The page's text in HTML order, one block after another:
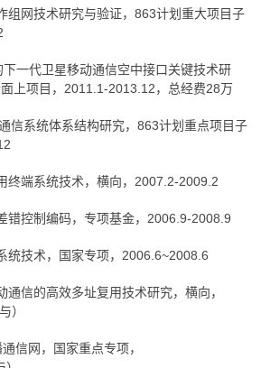
组网技术研究与验证，863计划重大项目子
一代卫星移动通信空中接口关键技术研
上项目，2011.1-2013.12，总经费28万
信系统体系结构研究，863计划重点项目子
终端系统技术，横向，2007.2-2009.2
错控制编码，专项基金，2006.9-2008.9
统技术，国家专项，2006.6~2008.6
通信的高效多址复用技术研究，横向，
）
信网，国家重点专项，